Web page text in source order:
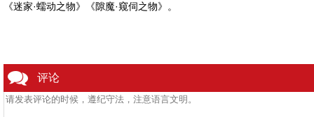
《迷家·蠕动之物》《隙魔·窥伺之物》。
评论